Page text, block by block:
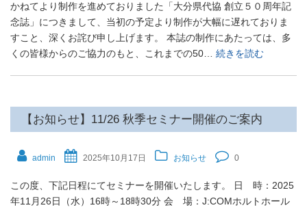
かねてより制作を進めておりました「大分県代協 創立５０周年記
念誌」につきまして、当初の予定より制作が大幅に遅れておりま
すこと、深くお詫び申し上げます。 本誌の制作にあたっては、多
くの皆様からのご協力のもと、これまでの50… 続きを読む
【お知らせ】11/26 秋季セミナー開催のご案内
admin 2025年10月17日 お知らせ 0
この度、下記日程にてセミナーを開催いたします。 日 時：2025
年11月26日（水）16時～18時30分 会 場：J:COMホルトホール